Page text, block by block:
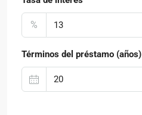
%
Términos del préstamo (años)